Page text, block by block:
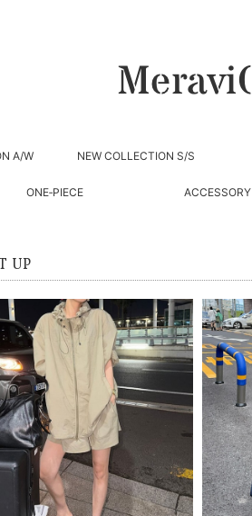
A/W NEW COLLECTION S/S
ONE‐PIECE ACCESSORY
UP